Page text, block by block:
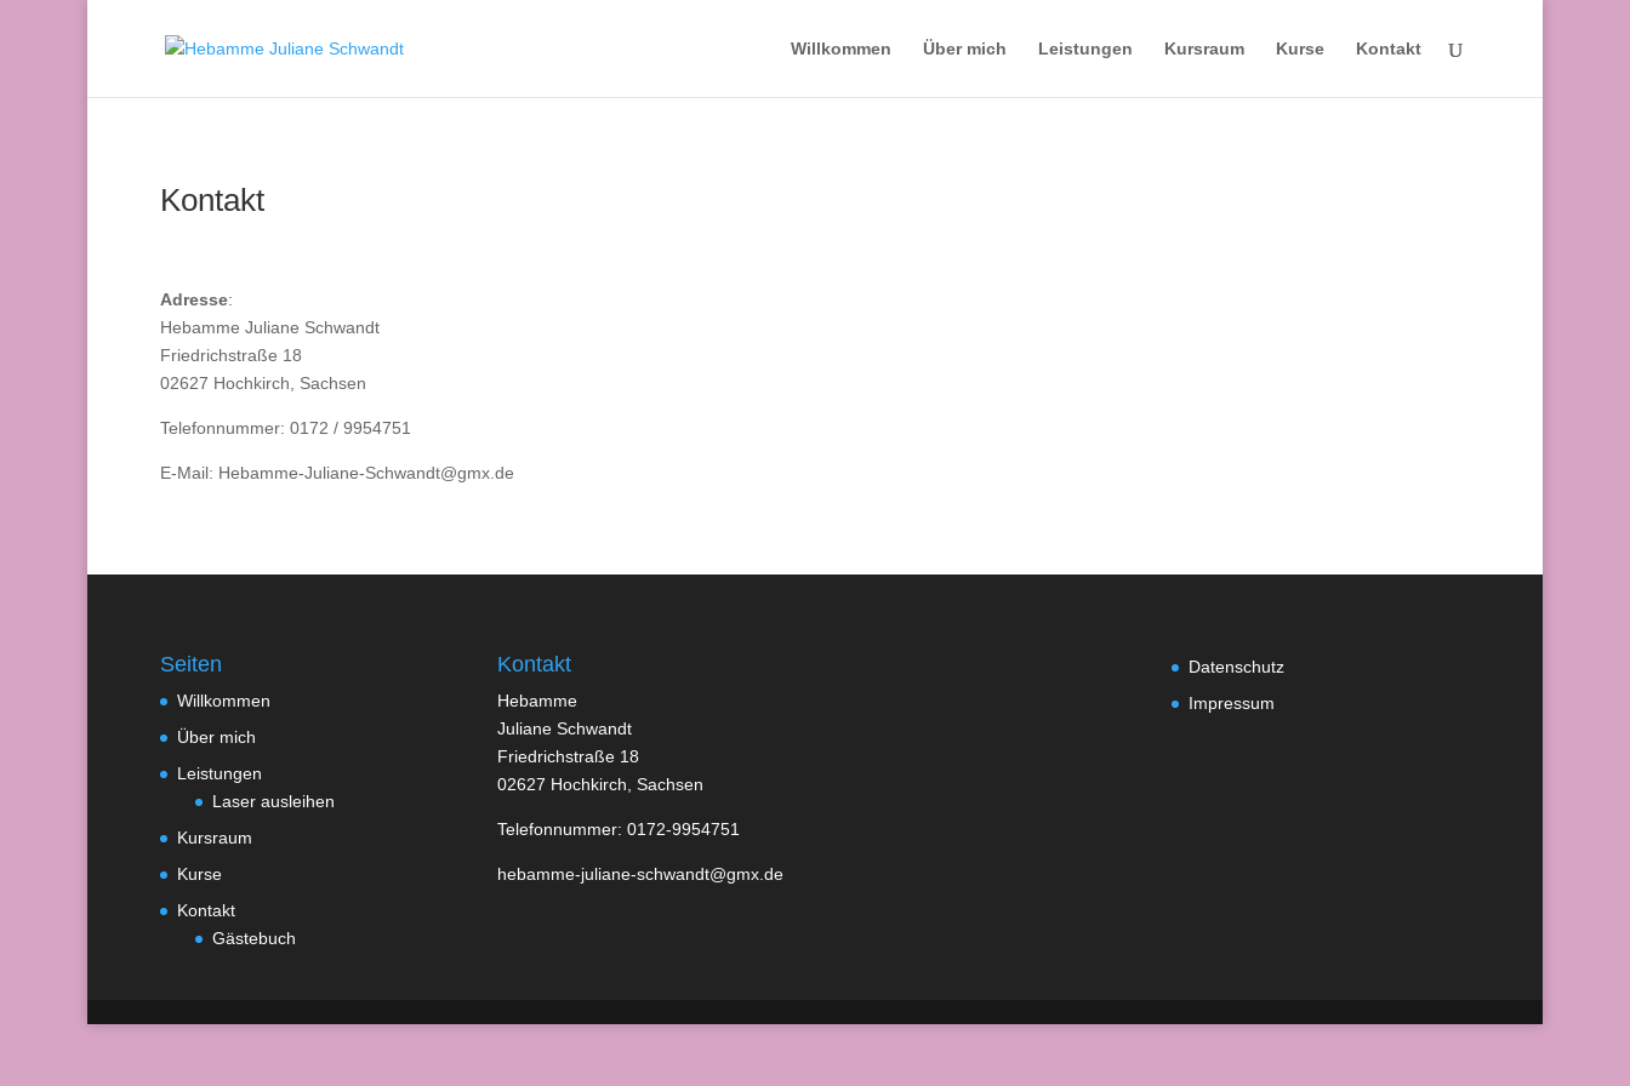
Willkommen Über mich Leistungen Kursraum Kurse Kontakt
Kontakt
Adresse:
Hebamme Juliane Schwandt
Friedrichstraße 18
02627 Hochkirch, Sachsen
Telefonnummer: 0172 / 9954751
E-Mail: Hebamme-Juliane-Schwandt@gmx.de
Seiten
Willkommen
Über mich
Leistungen
Laser ausleihen
Kursraum
Kurse
Kontakt
Gästebuch
Kontakt
Hebamme
Juliane Schwandt
Friedrichstraße 18
02627 Hochkirch, Sachsen
Telefonnummer: 0172-9954751
hebamme-juliane-schwandt@gmx.de
Datenschutz
Impressum